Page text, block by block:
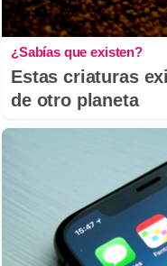
¿Sabías que existen?
Estas criaturas
de otro planeta